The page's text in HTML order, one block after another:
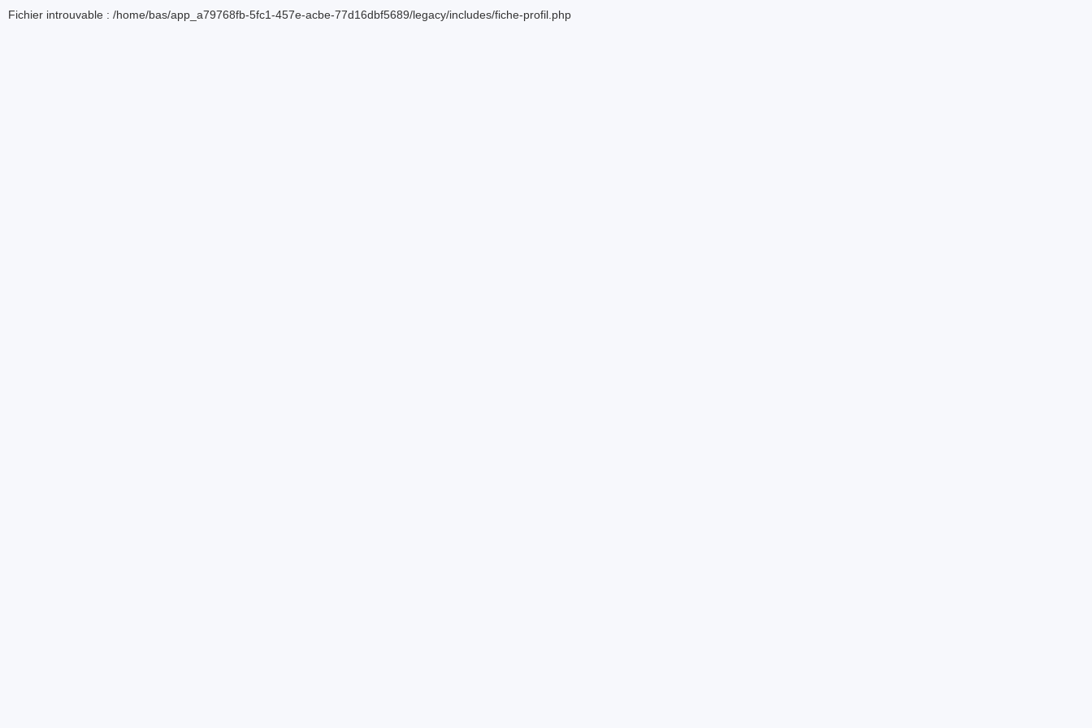
Fichier introuvable : /home/bas/app_a79768fb-5fc1-457e-acbe-77d16dbf5689/legacy/includes/fiche-profil.php